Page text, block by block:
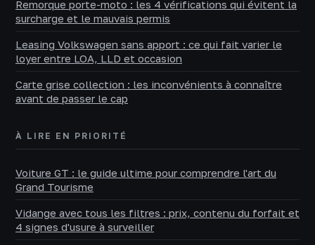
Remorque porte-moto : les 4 vérifications qui évitent la
surcharge et le mauvais permis
Leasing Volkswagen sans apport : ce qui fait varier le
loyer entre LOA, LLD et occasion
Carte grise collection : les inconvénients à connaître
avant de passer le cap
À LIRE EN PRIORITÉ
Voiture GT : le guide ultime pour comprendre l'art du
Grand Tourisme
Vidange avec tous les filtres : prix, contenu du forfait et
4 signes d'usure à surveiller